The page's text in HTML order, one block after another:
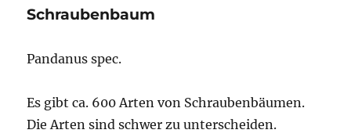
Schraubenbaum
Pandanus spec.
Es gibt ca. 600 Arten von Schraubenbäumen.
Die Arten sind schwer zu unterscheiden.